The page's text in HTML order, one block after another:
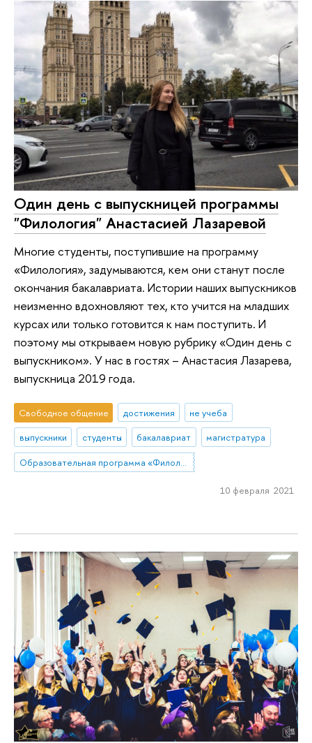
Один день с выпускницей программы
"Филология" Анастасией Лазаревой
Многие студенты, поступившие на программу
«Филология», задумываются, кем они станут после
окончания бакалавриата. Истории наших выпускников
неизменно вдохновляют тех, кто учится на младших
курсах или только готовится к нам поступить. И
поэтому мы открываем новую рубрику «Один день с
выпускником». У нас в гостях – Анастасия Лазарева,
выпускница 2019 года.
Свободное общение достижения
не учеба
выпускники
студенты бакалавриат
магистратура
Образовательная программа «Филология»
10 февраля 2021